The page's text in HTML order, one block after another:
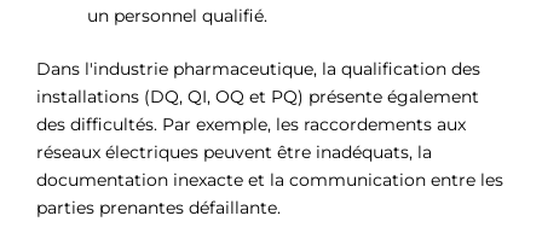
un personnel qualifié.
Dans l'industrie pharmaceutique, la qualification des
installations (DQ, QI, OQ et PQ) présente également
des difficultés. Par exemple, les raccordements aux
réseaux électriques peuvent être inadéquats, la
documentation inexacte et la communication entre les
parties prenantes défaillante.